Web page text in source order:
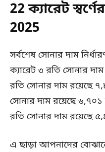
22 ক্যারেট
2025
সর্বশেষ সোনার দাম
ক্যারেট ৩ রতি সোনার
রতি সোনার দাম রয়েছে
সোনার দাম রয়েছে
রতি সোনার দাম রয়েছে
এ ছাড়া আপনাদের